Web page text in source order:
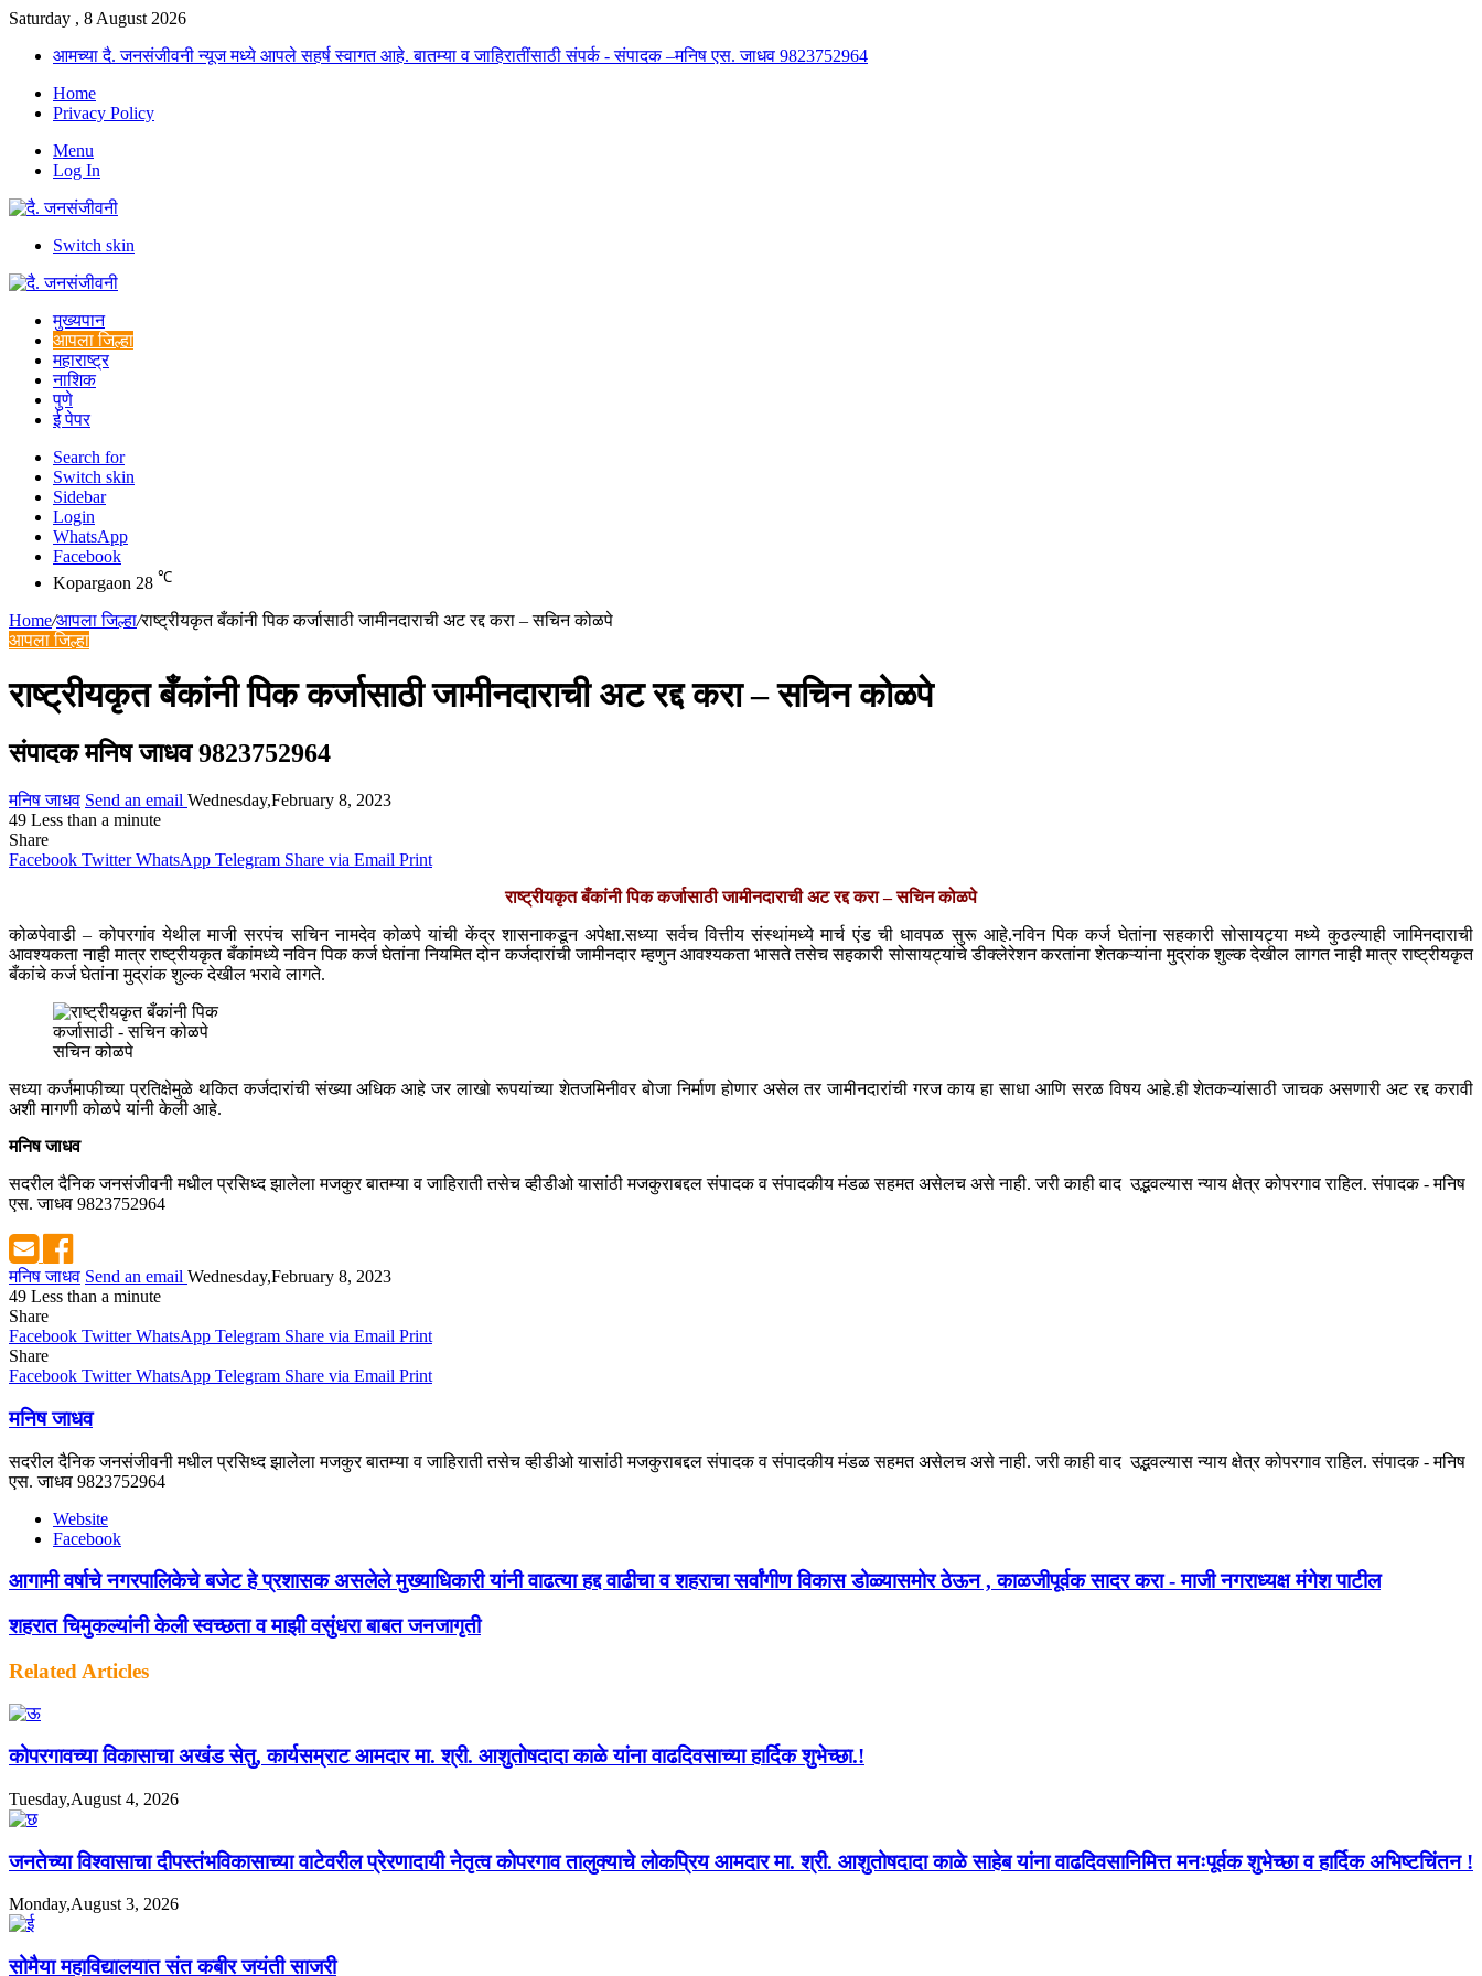
Saturday , 8 August 2026
आमच्या दै. जनसंजीवनी न्यूज मध्ये आपले सहर्ष स्वागत आहे. बातम्या व जाहिरातींसाठी संपर्क - संपादक –मनिष एस. जाधव 9823752964
Home
Privacy Policy
Menu
Log In
Switch skin
मुख्यपान
आपला जिल्हा
महाराष्ट्र
नाशिक
पुणे
ई पेपर
Search for
Switch skin
Sidebar
Login
WhatsApp
Facebook
Kopargaon 28 ℃
Home/आपला जिल्हा/राष्ट्रीयकृत बँकांनी पिक कर्जासाठी जामीनदाराची अट रद्द करा – सचिन कोळपे
आपला जिल्हा
राष्ट्रीयकृत बँकांनी पिक कर्जासाठी जामीनदाराची अट रद्द करा – सचिन कोळपे
संपादक मनिष जाधव 9823752964
मनिष जाधव Send an email Wednesday,February 8, 2023
49 Less than a minute
Share
Facebook Twitter WhatsApp Telegram Share via Email Print
राष्ट्रीयकृत बँकांनी पिक कर्जासाठी जामीनदाराची अट रद्द करा – सचिन कोळपे
कोळपेवाडी – कोपरगांव येथील माजी सरपंच सचिन नामदेव कोळपे यांची केंद्र शासनाकडून अपेक्षा.सध्या सर्वच वित्तीय संस्थांमध्ये मार्च एंड ची धावपळ सुरू आहे.नविन‌ पिक कर्ज घेतांना सहकारी सोसायट्या मध्ये कुठल्याही जामिनदाराची
आवश्यकता नाही मात्र राष्ट्रीयकृत बँकांमध्ये नविन पिक कर्ज घेतांना नियमित दोन कर्जदारांची जामीनदार म्हणुन आवश्यकता भासते तसेच सहकारी सोसायट्यांचे डीक्लेरेशन करतांना शेतकऱ्यांना मुद्रांक शुल्क देखील लागत नाही मात्र राष्ट्रीयकृत
बँकांचे कर्ज घेतांना मुद्रांक शुल्क देखील भरावे लागते.
सचिन कोळपे
सध्या कर्जमाफीच्या प्रतिक्षेमुळे थकित कर्जदारांची संख्या अधिक आहे जर लाखो रूपयांच्या शेतजमिनीवर बोजा निर्माण होणार असेल तर जामीनदारांची गरज काय हा साधा आणि सरळ विषय आहे.ही शेतकऱ्यांसाठी जाचक असणारी अट रद्द करावी
अशी मागणी कोळपे यांनी केली आहे.
मनिष जाधव
सदरील दैनिक जनसंजीवनी मधील प्रसिध्द झालेला मजकुर बातम्या व जाहिराती तसेच व्हीडीओ यासांठी मजकुराबद्दल संपादक व संपादकीय मंडळ सहमत असेलच असे नाही. जरी काही वाद उद्भवल्यास न्याय क्षेत्र कोपरगाव राहिल. संपादक - मनिष
एस. जाधव 9823752964
मनिष जाधव Send an email Wednesday,February 8, 2023
49 Less than a minute
Share
Facebook Twitter WhatsApp Telegram Share via Email Print
Share
Facebook Twitter WhatsApp Telegram Share via Email Print
मनिष जाधव
सदरील दैनिक जनसंजीवनी मधील प्रसिध्द झालेला मजकुर बातम्या व जाहिराती तसेच व्हीडीओ यासांठी मजकुराबद्दल संपादक व संपादकीय मंडळ सहमत असेलच असे नाही. जरी काही वाद उद्भवल्यास न्याय क्षेत्र कोपरगाव राहिल. संपादक - मनिष
एस. जाधव 9823752964
Website
Facebook
आगामी वर्षाचे नगरपालिकेचे बजेट हे प्रशासक असलेले मुख्याधिकारी यांनी वाढत्या हद्द वाढीचा व शहराचा सर्वांगीण विकास डोळ्यासमोर ठेऊन , काळजीपूर्वक सादर करा - माजी नगराध्यक्ष मंगेश पाटील
शहरात चिमुकल्यांनी केली स्वच्छता व माझी वसुंधरा बाबत जनजागृती
Related Articles
कोपरगावच्या विकासाचा अखंड सेतु, कार्यसम्राट आमदार मा. श्री. आशुतोषदादा काळे यांना वाढदिवसाच्या हार्दिक शुभेच्छा.!
Tuesday,August 4, 2026
जनतेच्या विश्वासाचा दीपस्तंभविकासाच्या वाटेवरील प्रेरणादायी नेतृत्व कोपरगाव तालुक्याचे लोकप्रिय आमदार मा. श्री. आशुतोषदादा काळे साहेब यांना वाढदिवसानिमित्त मनःपूर्वक शुभेच्छा व हार्दिक अभिष्टचिंतन !
Monday,August 3, 2026
सोमैया महाविद्यालयात संत कबीर जयंती साजरी